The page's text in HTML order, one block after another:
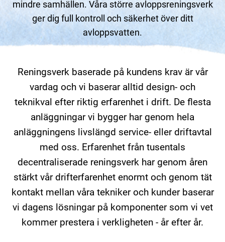
mindre samhällen. Våra större avloppsreningsverk
ger dig full kontroll och säkerhet över ditt
avloppsvatten.
Reningsverk baserade på kundens krav är vår
vardag och vi baserar alltid design- och
teknikval efter riktig erfarenhet i drift. De flesta
anläggningar vi bygger har genom hela
anläggningens livslängd service- eller driftavtal
med oss. Erfarenhet från tusentals
decentraliserade reningsverk har genom åren
stärkt vår drifterfarenhet enormt och genom tät
kontakt mellan våra tekniker och kunder baserar
vi dagens lösningar på komponenter som vi vet
kommer prestera i verkligheten - år efter år.